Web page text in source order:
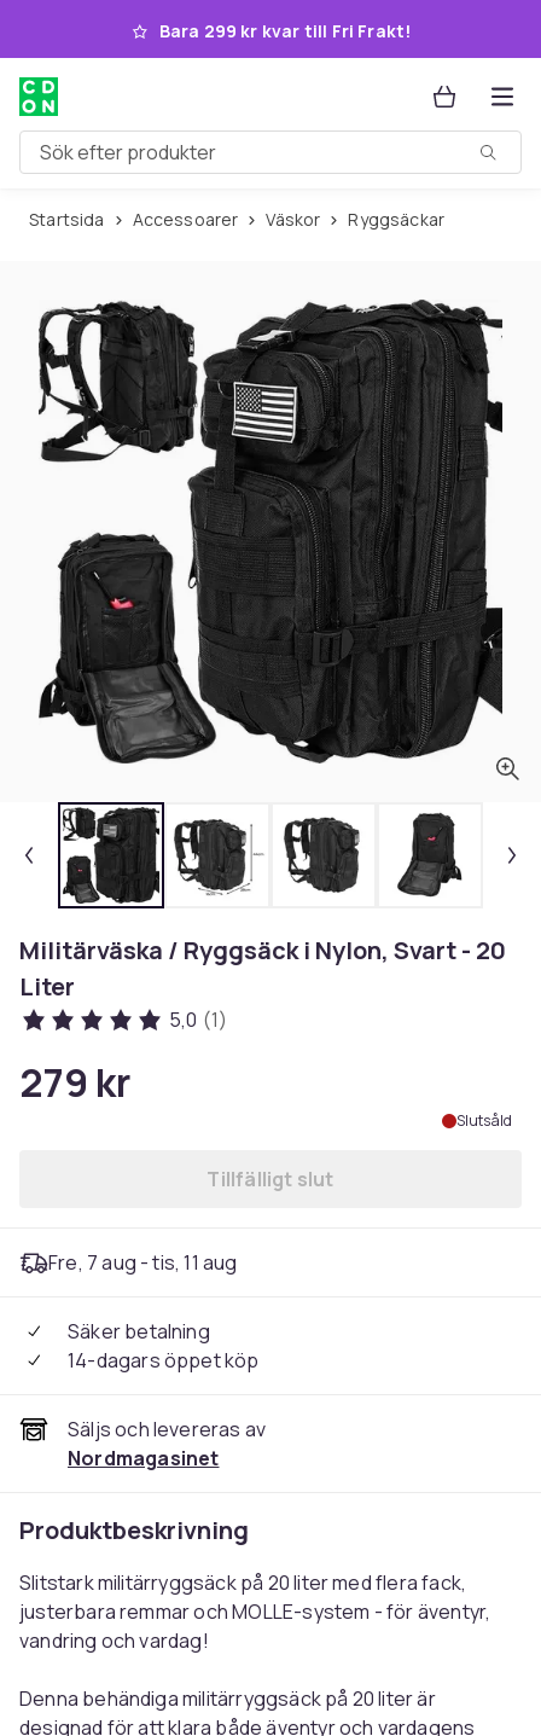
Hoppa till huvudinnehållet
Bara 299 kr kvar till Fri Frakt!
Sök efter produkter
Startsida Accessoarer Väskor Ryggsäckar
Militärväska / Ryggsäck i Nylon, Svart - 20
Liter
5,0 (1)
279 kr
Slutsåld
Tillfälligt slut
Fre, 7 aug - tis, 11 aug
Säker betalning
14-dagars öppet köp
Säljs och levereras av
Nordmagasinet
Produktbeskrivning
Slitstark militärryggsäck på 20 liter med flera fack,
justerbara remmar och MOLLE-system - för äventyr,
vandring och vardag!
Denna behändiga militärryggsäck på 20 liter är
designad för att klara både äventyr och vardagens